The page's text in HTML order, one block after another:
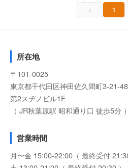
‹ 1
所在地
〒101-0025
東京都千代田区神田佐久間町3-21-48
第2スヂノビル1F
（ JR秋葉原駅 昭和通り口 徒歩5分 ）
営業時間
月〜金 15:00-22:00（ 最終受付